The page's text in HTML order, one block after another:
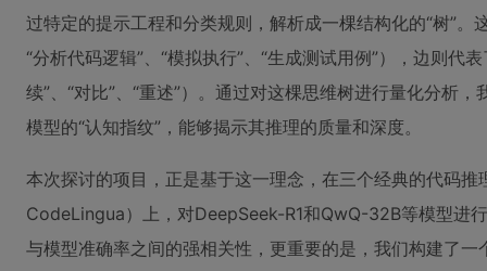
过特定的提示工程和分类规则，解析成一棵结构化的“树”
“分析代码逻辑”、“模拟执行”、“生成测试用例”），边则代
续”、“对比”、“重述”）。通过对这棵思维树进行量化分析
模型的“认知指纹”，能够揭示其推理的质量和深度。
本次探讨的项目，正是基于这一理念，在三个经典的代码推
CodeLingua）上，对DeepSeek-R1和QwQ-32B等模型进
与模型准确率之间的强相关性，更重要的是，我们构建了